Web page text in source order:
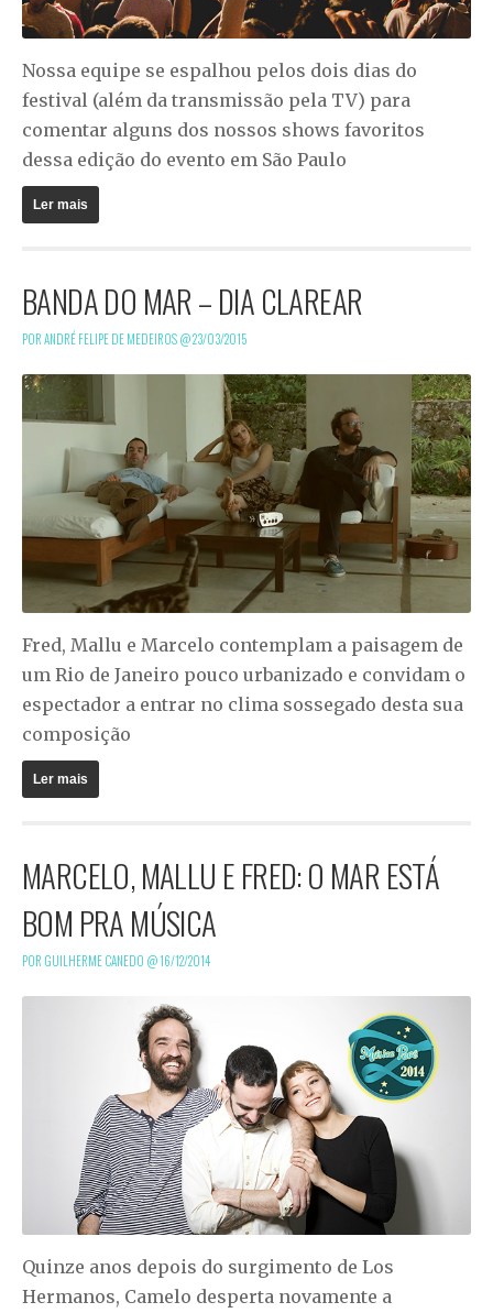
Nossa equipe se espalhou pelos dois dias do
festival (além da transmissão pela TV) para
comentar alguns dos nossos shows favoritos
dessa edição do evento em São Paulo
Ler mais
BANDA DO MAR – DIA CLAREAR
POR ANDRÉ FELIPE DE MEDEIROS @23/03/2015
Fred, Mallu e Marcelo contemplam a paisagem de
um Rio de Janeiro pouco urbanizado e convidam o
espectador a entrar no clima sossegado desta sua
composição
Ler mais
MARCELO, MALLU E FRED: O MAR ESTÁ
BOM PRA MÚSICA
POR GUILHERME CANEDO @16/12/2014
Quinze anos depois do surgimento de Los
Hermanos, Camelo desperta novamente a